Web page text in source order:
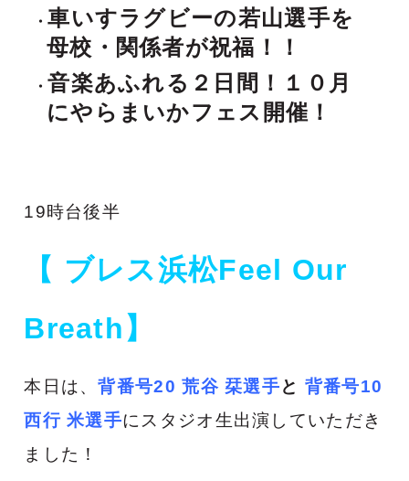
車いすラグビーの若山選手を
母校・関係者が祝福！！
音楽あふれる２日間！１０月
にやらまいかフェス開催！
19時台後半
【 ブレス浜松Feel Our
Breath】
本日は、背番号20 荒谷 栞選手と 背番号10
西行 米選手にスタジオ生出演していただき
ました！